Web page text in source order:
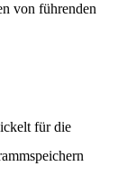
von führenden
für die